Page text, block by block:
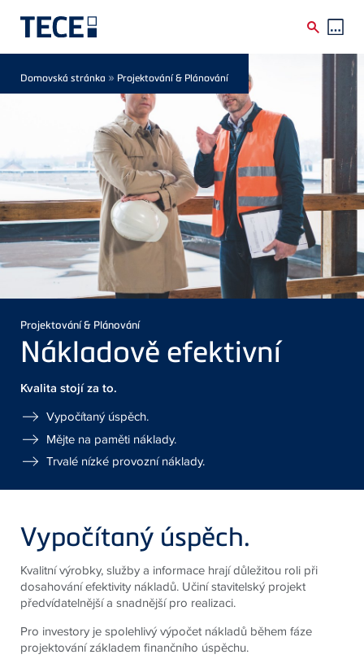
Breadcrumb
Domovská stránka » Projektování & Plánování
Projektování & Plánování
Nákladově efektivní
Kvalita stojí za to.
Vypočítaný úspěch.
Mějte na paměti náklady.
Trvalé nízké provozní náklady.
Vypočítaný úspěch.
Kvalitní výrobky, služby a informace hrají důležitou roli při
dosahování efektivity nákladů. Učiní stavitelský projekt
předvídatelnější a snadnější pro realizaci.
Pro investory je spolehlivý výpočet nákladů během fáze
projektování základem finančního úspěchu.